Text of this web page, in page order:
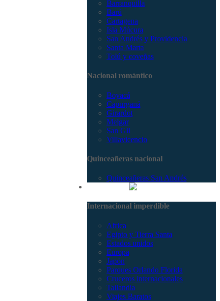
Barranquilla
Barú
Cartagena
Isla Múcura
San Andrés y Providencia
Santa Marta
Tolú y coveñas
Nacional romántico
Boyacá
Capurganá
Girardot
Melgar
San Gil
Villavicencio
Quinceañeras nacional
Quinceañeras San Andrés
Internacional imperdible
Africa
Egipto y Tierra Santa
Estados unidos
Europa
Japón
Parques Orlando Florida
Cruceros internacionales
Tailandia
Viajes Baratos